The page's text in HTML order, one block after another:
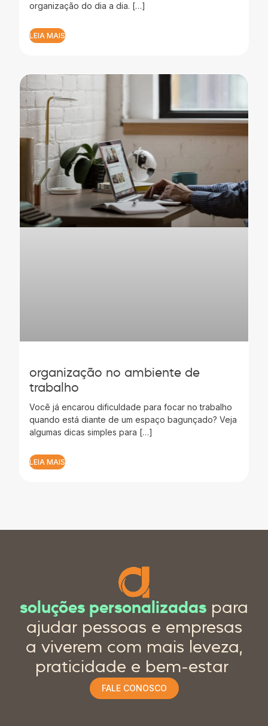
organização do dia a dia. […]
LEIA MAIS
organização no ambiente de
trabalho
Você já encarou dificuldade para focar no trabalho
quando está diante de um espaço bagunçado? Veja
algumas dicas simples para […]
LEIA MAIS
soluções personalizadas para
ajudar pessoas e empresas
a viverem com mais leveza,
praticidade e bem-estar
FALE CONOSCO